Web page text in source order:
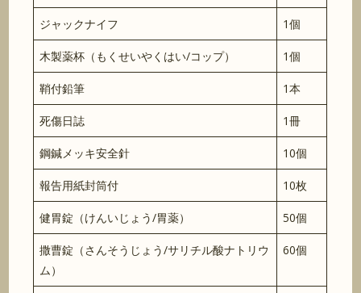
ジャックナイフ 1個
木製薬杯（もくせいやくはい/コップ） 1個
鞘付鉛筆 1本
死傷日誌 1冊
鋼鍼メッキ安全針 10個
報告用紙封筒付 10枚
健胃錠（けんいじょう/胃薬） 50個
撒曹錠（さんそうじょう/サリチル酸ナトリウ
ム）
60個